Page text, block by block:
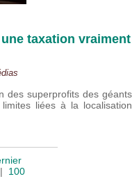
taxation vraiment
des superprofits des géants
liées à la localisation
| 100